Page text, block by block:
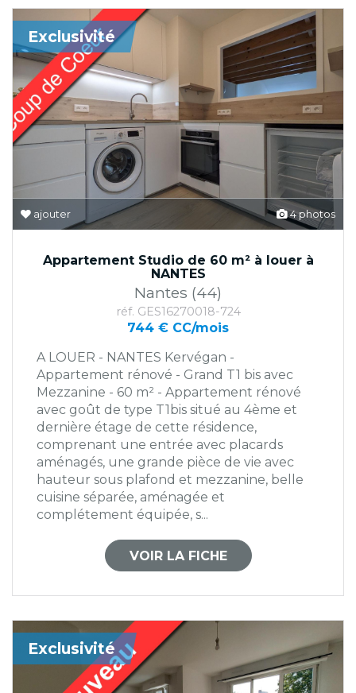
4 photos
ajouter
Exclusivité
Appartement Studio de 60 m² à louer à
NANTES
Nantes (44)
réf. GES16270018-724
744 € CC/mois
A LOUER - NANTES Kervégan -
Appartement rénové - Grand T1 bis avec
Mezzanine - 60 m² - Appartement rénové
avec goût de type T1bis situé au 4ème et
dernière étage de cette résidence,
comprenant une entrée avec placards
aménagés, une grande pièce de vie avec
hauteur sous plafond et mezzanine, belle
cuisine séparée, aménagée et
complétement équipée, s...
VOIR LA FICHE
Exclusivité